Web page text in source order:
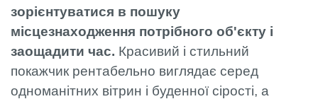
зорієнтуватися в пошуку
місцезнаходження потрібного об'єкту і
заощадити час. Красивий і стильний
покажчик рентабельно виглядає серед
одноманітних вітрин і буденної сірості, а